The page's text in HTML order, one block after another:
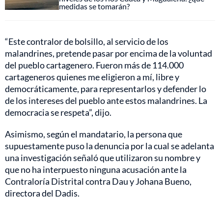
medidas se tomarán?
“Este contralor de bolsillo, al servicio de los
malandrines, pretende pasar por encima de la voluntad
del pueblo cartagenero. Fueron más de 114.000
cartageneros quienes me eligieron a mí, libre y
democráticamente, para representarlos y defender lo
de los intereses del pueblo ante estos malandrines. La
democracia se respeta”, dijo.
Asimismo, según el mandatario, la persona que
supuestamente puso la denuncia por la cual se adelanta
una investigación señaló que utilizaron su nombre y
que no ha interpuesto ninguna acusación ante la
Contraloría Distrital contra Dau y Johana Bueno,
directora del Dadis.